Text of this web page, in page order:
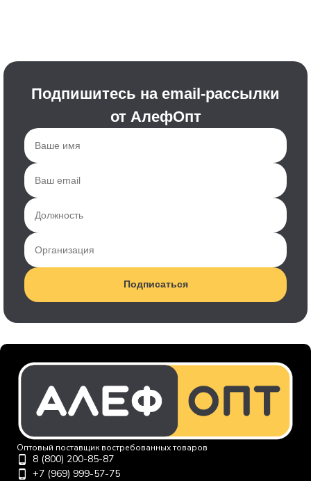
Подпишитесь на email-рассылки
от АлефОпт
Подписаться
Оптовый поставщик востребованных товаров
8 (800) 200-85-87
+7 (969) 999-57-75